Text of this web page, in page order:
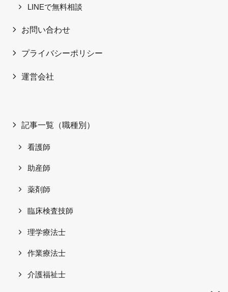
LINEで無料相談
お問い合わせ
プライバシーポリシー
運営会社
記事一覧（職種別）
看護師
助産師
薬剤師
臨床検査技師
理学療法士
作業療法士
介護福祉士